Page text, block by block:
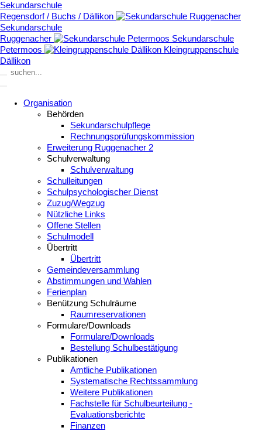
Sekundarschule
Regensdorf / Buchs / Dällikon
Sekundarschule
Ruggenacher
Sekundarschule
Petermoos
Kleingruppenschule
Dällikon
Organisation
Behörden
Sekundarschulpflege
Rechnungsprüfungskommission
Erweiterung Ruggenacher 2
Schulverwaltung
Schulverwaltung
Schulleitungen
Schulpsychologischer Dienst
Zuzug/Wegzug
Nützliche Links
Offene Stellen
Schulmodell
Übertritt
Übertritt
Gemeindeversammlung
Abstimmungen und Wahlen
Ferienplan
Benützung Schulräume
Raumreservationen
Formulare/Downloads
Formulare/Downloads
Bestellung Schulbestätigung
Publikationen
Amtliche Publikationen
Systematische Rechtssammlung
Weitere Publikationen
Fachstelle für Schulbeurteilung -
Evaluationsberichte
Finanzen